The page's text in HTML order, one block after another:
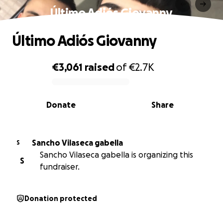
Último Adiós Giovanny
0% complete
€3,061 raisedof€2.7K
Share
Donate
Último Adiós Giovanny
S
Sancho Vilaseca gabella
S
Sancho Vilaseca gabella is organizing this
fundraiser.
Donation protected